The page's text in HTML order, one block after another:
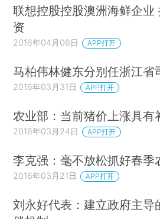
联想控股控股澳洲海鲜企业
资
2016年04月06日 APP打开
马柏伟林健东分别任浙江省
2016年03月31日 APP打开
农业部：当前猪价上涨具有
2016年03月24日 APP打开
李克强：毫不放松抓好春季
2016年03月21日 APP打开
刘永好代表：建立政府主导